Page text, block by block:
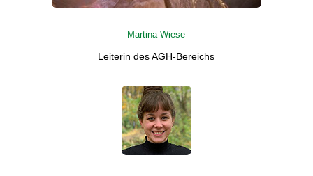
Martina Wiese
Leiterin des AGH-Bereichs